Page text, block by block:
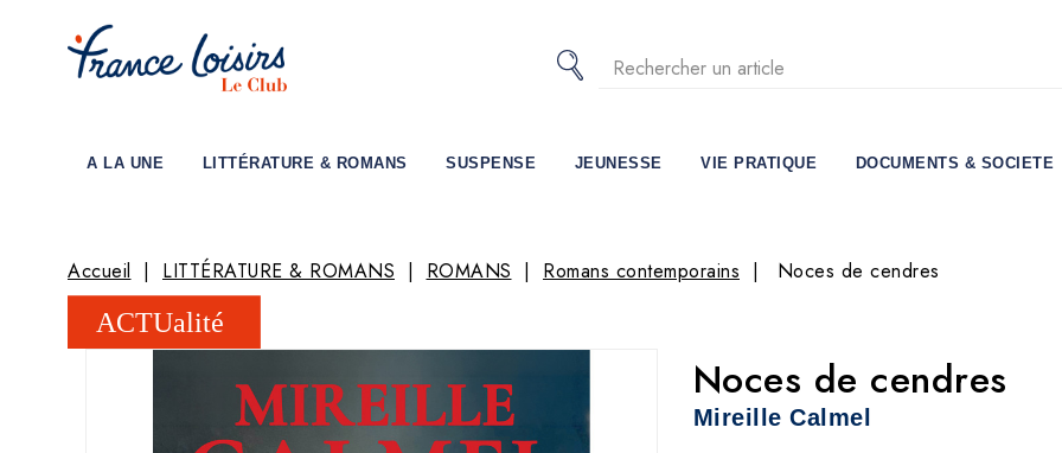
A LA UNE LITTÉRATURE & ROMANS SUSPENSE JEUNESSE VIE PRATIQUE DOCUMENTS & SOCIETE
Accueil LITTÉRATURE & ROMANS ROMANS Romans contemporains Noces de cendres
Noces de cendres
Mireille Calmel